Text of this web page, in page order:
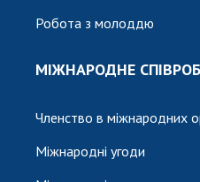
Робота з молоддю
МІЖНАРОДНЕ
Членство в міжнародних
Міжнародні угоди